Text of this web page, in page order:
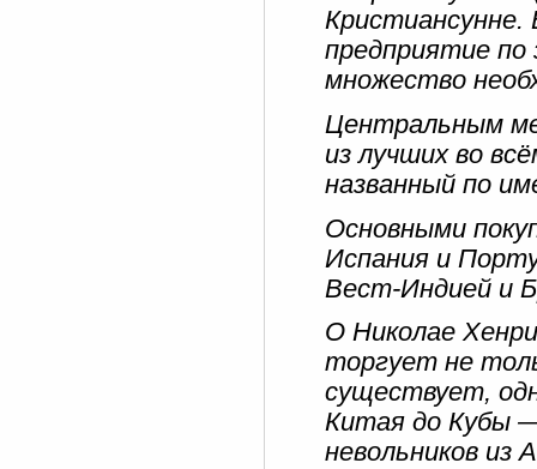
Кристиансунне.
предприятие по
множество
Центральным
из лучших во
названный по
Основными
Испания и
Вест-Индией и
О Николае
торгует не
существует,
Китая до Кубы
невольников